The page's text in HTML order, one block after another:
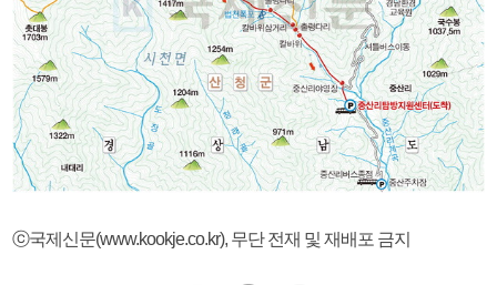
ⓒ국제신문(www.kookje.co.kr), 무단 전재 및 재배포 금지